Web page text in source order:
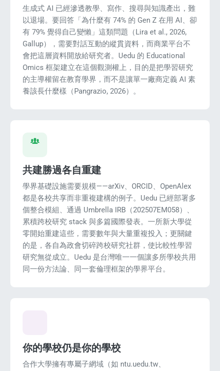
生成式 AI 已經滲透教學、寫作、搜尋與知識產出，難
以退場。要回答「為什麼有 74% 的 Gen Z 在用 AI、卻
有 79% 覺得自己變懶」這類問題（Lira et al., 2026,
Gallup），需要對話互動的縱貫資料，而商業平台不
會把這層資料開放給研究者。Uedu 的 Educational
Omics 框架建立在這個觀測權上，目的是把學習研究
的主導權留在教育學界，而不是讓單一廠商定義 AI 素
養該長什麼樣（Pangrazio, 2026）。
共建勝過各自重建
學界基礎設施需要規模——arXiv、ORCID、OpenAlex
都是各校共享而非重複建構的例子。Uedu 已經部署多
個整合模組、通過 Umbrella IRB（202507EM058）、
累積跨校研究 stack 與多篇國際發表。一所新大學從
零開始重建這些，需要數年與大量重複投入；更關鍵
的是，各自為政會切碎跨校研究社群，使比較性學習
研究無從成立。Uedu 是台灣唯一一個讓多所學校共用
同一份方法論、同一套倫理框架的學界平台。
你的學校仍是你的學校
合作大學擁有專屬子網域（如 ntu.uedu.tw、